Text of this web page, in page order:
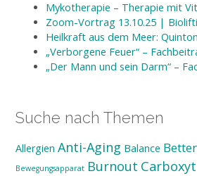
Mykotherapie – Therapie mit
Zoom-Vortrag 13.10.25 |
Heilkraft aus dem Meer:
„Verborgene Feuer“ –
„Der Mann und sein Darm“ –
Suche nach Themen
Allergien Anti-Aging Balance
Bewegungsapparat Burnout